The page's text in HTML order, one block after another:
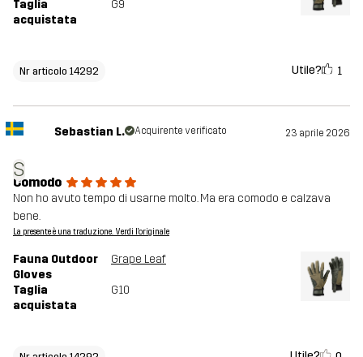
Taglia
acquistata
G9
Nr articolo 14292 Utile? 1
S
Sebastian L. Acquirente verificato 23 aprile 2026
Comodo
Non ho avuto tempo di usarne molto. Ma era comodo e calzava
bene.
La presente è una traduzione. Verdi l'originale
Fauna Outdoor
Gloves
Grape Leaf
Taglia
acquistata
G10